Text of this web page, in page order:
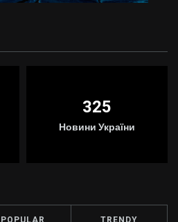
325
Новини України
POPULAR TRENDY